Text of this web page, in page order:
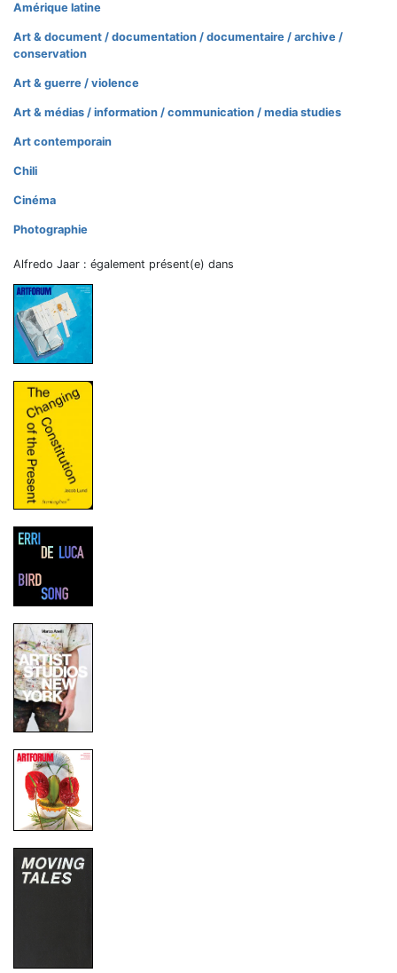
Amérique latine
Art & document / documentation / documentaire / archive /
conservation
Art & guerre / violence
Art & médias / information / communication / media studies
Art contemporain
Chili
Cinéma
Photographie
Alfredo Jaar : également présent(e) dans